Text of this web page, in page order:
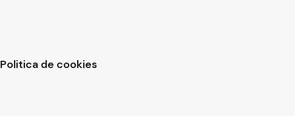
Politica de cookies